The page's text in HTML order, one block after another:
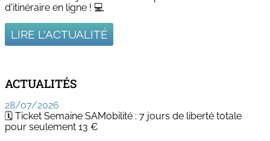
d'itinéraire en ligne ! 💻
LIRE L'ACTUALITÉ
ACTUALITÉS
28/07/2026
🗓️ Ticket Semaine SAMobilité : 7 jours de liberté totale
pour seulement 13 €